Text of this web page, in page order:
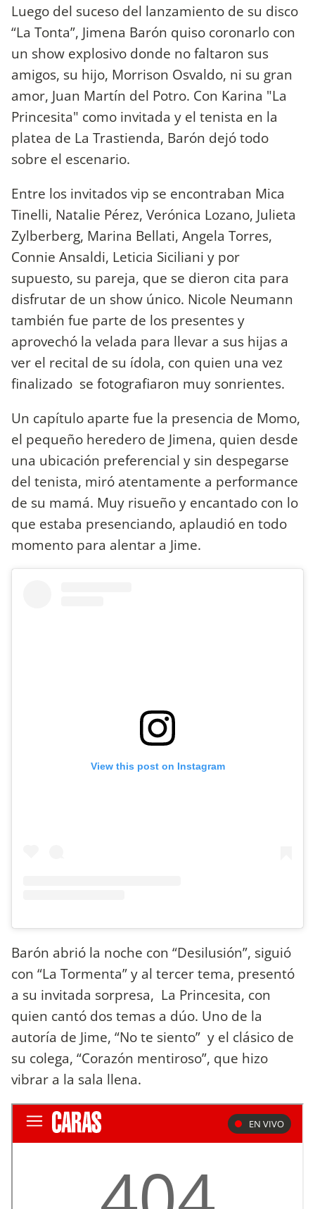
Luego del suceso del lanzamiento de su disco
“La Tonta”, Jimena Barón quiso coronarlo con
un show explosivo donde no faltaron sus
amigos, su hijo, Morrison Osvaldo, ni su gran
amor, Juan Martín del Potro. Con Karina "La
Princesita" como invitada y el tenista en la
platea de La Trastienda, Barón dejó todo
sobre el escenario.
Entre los invitados vip se encontraban Mica
Tinelli, Natalie Pérez, Verónica Lozano, Julieta
Zylberberg, Marina Bellati, Angela Torres,
Connie Ansaldi, Leticia Siciliani y por
supuesto, su pareja, que se dieron cita para
disfrutar de un show único. Nicole Neumann
también fue parte de los presentes y
aprovechó la velada para llevar a sus hijas a
ver el recital de su ídola, con quien una vez
finalizado se fotografiaron muy sonrientes.
Un capítulo aparte fue la presencia de Momo,
el pequeño heredero de Jimena, quien desde
una ubicación preferencial y sin despegarse
del tenista, miró atentamente a performance
de su mamá. Muy risueño y encantado con lo
que estaba presenciando, aplaudió en todo
momento para alentar a Jime.
View this post on Instagram
Barón abrió la noche con “Desilusión”, siguió
con “La Tormenta” y al tercer tema, presentó
a su invitada sorpresa, La Princesita, con
quien cantó dos temas a dúo. Uno de la
autoría de Jime, “No te siento” y el clásico de
su colega, “Corazón mentiroso”, que hizo
vibrar a la sala llena.